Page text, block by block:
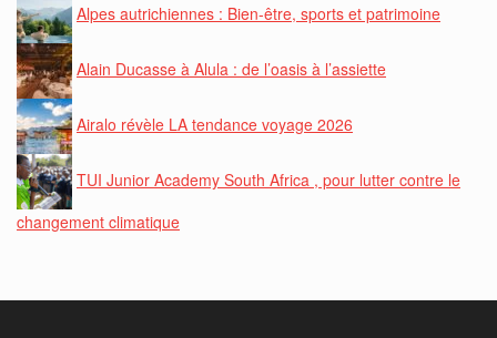
Alpes autrichiennes : Bien-être, sports et patrimoine
Alain Ducasse à Alula : de l’oasis à l’assiette
Airalo révèle LA tendance voyage 2026
TUI Junior Academy South Africa , pour lutter contre le
changement climatique